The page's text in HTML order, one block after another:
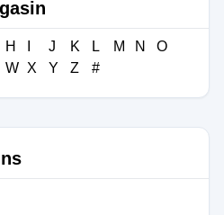
H J K L M N
O
W X Y Z #